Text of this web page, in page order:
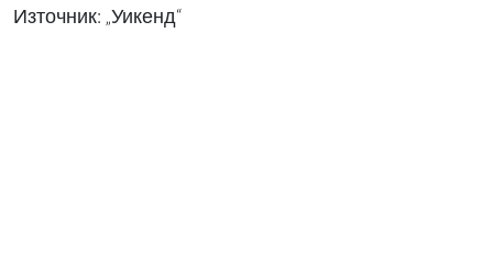
Източник: „Уикенд“